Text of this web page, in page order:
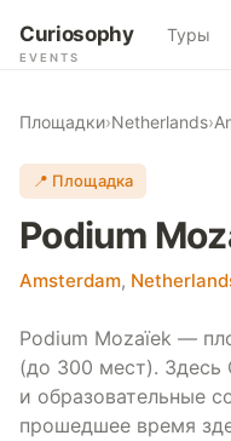
Curiosophy
EVENTS
Туры
Площадки›Netherlands›
📍 Площадка
Podium
Amsterdam,
Podium Mozaïek —
(до 300 мест). Здесь
и образовательные
прошедшее время